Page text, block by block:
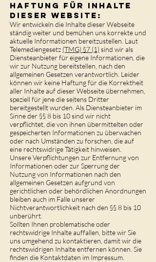
Haftung für Inhalte
dieser Website:
Wir entwickeln die Inhalte dieser Webseite
ständig weiter und bemühen uns korrekte und
aktuelle Informationen bereitzustellen. Laut
Telemediengesetz (TMG) §7 (1) sind wir als
Diensteanbieter für eigene Informationen, die
wir zur Nutzung bereitstellen, nach den
allgemeinen Gesetzen verantwortlich. Leider
können wir keine Haftung für die Korrektheit
aller Inhalte auf dieser Webseite übernehmen,
speziell für jene die seitens Dritter
bereitgestellt wurden. Als Diensteanbieter im
Sinne der §§ 8 bis 10 sind wir nicht
verpflichtet, die von ihnen übermittelten oder
gespeicherten Informationen zu überwachen
oder nach Umständen zu forschen, die auf
eine rechtswidrige Tätigkeit hinweisen.
Unsere Verpflichtungen zur Entfernung von
Informationen oder zur Sperrung der
Nutzung von Informationen nach den
allgemeinen Gesetzen aufgrund von
gerichtlichen oder behördlichen Anordnungen
bleiben auch im Falle unserer
Nichtverantwortlichkeit nach den §§ 8 bis 10
unberührt.
Sollten Ihnen problematische oder
rechtswidrige Inhalte auffallen, bitte wir Sie
uns umgehend zu kontaktieren, damit wir die
rechtswidrigen Inhalte entfernen können. Sie
finden die Kontaktdaten im Impressum.